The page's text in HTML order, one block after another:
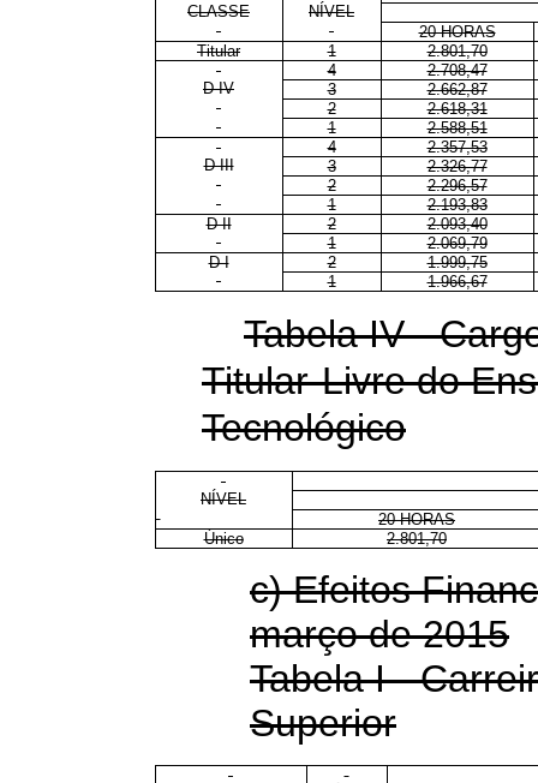
CLASSE
NÍVEL
20 HORAS
Titular
1
2.801,70
4
2.708,47
D IV
3
2.662,87
2
2.618,31
1
2.588,51
4
2.357,53
D III
3
2.326,77
2
2.296,57
1
2.193,83
D II
2
2.093,40
1
2.069,79
D I
2
1.999,75
1
1.966,67
Tabela IV -
Titular-Livre do
Tecnológico
NÍVEL
20 HORAS
Único
2.801,70
c) Efeitos
março de 2015
Tabela I -
Superior